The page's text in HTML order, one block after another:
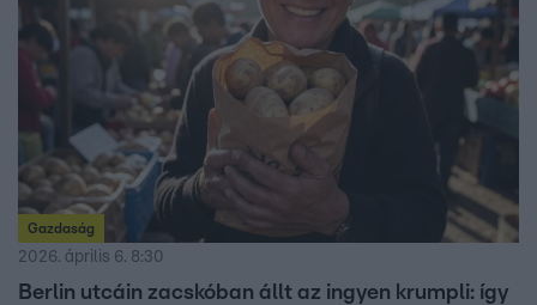
Gazdaság
2026. április 6. 8:30
Berlin utcáin zacskóban állt az ingyen krumpli: így